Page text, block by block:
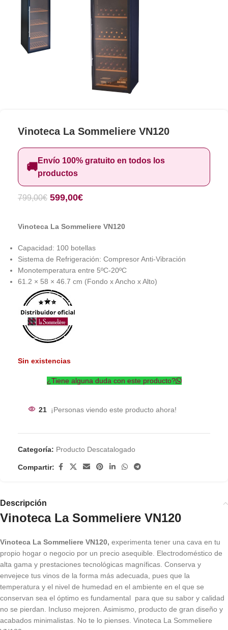
Vinoteca La Sommeliere VN120
🚚Envío 100% gratuito en todos los
productos
799,00€ 599,00€
Vinoteca La Sommeliere VN120
Capacidad: 100 botellas
Sistema de Refrigeración: Compresor Anti-Vibración
Monotemperatura entre 5ºC-20ºC
61.2 × 58 × 46.7 cm (Fondo x Ancho x Alto)
Sin existencias
¿Tiene alguna duda con este producto?
21 ¡Personas viendo este producto ahora!
Categoría: Producto Descatalogado
Compartir:
Descripción
Vinoteca La Sommeliere VN120
Vinoteca La Sommeliere VN120, experimenta tener una cava en tu
propio hogar o negocio por un precio asequible. Electrodoméstico de
alta gama y prestaciones tecnológicas magníficas. Conserva y
envejece tus vinos de la forma más adecuada, pues que la
temperatura y el nivel de humedad en el ambiente en el que se
conservan sea el óptimo es fundamental para que su sabor y calidad
no se pierdan. Incluso mejoren. Asimismo, producto de gran diseño y
acabados minimalistas. No te lo pienses. Vinoteca La Sommeliere